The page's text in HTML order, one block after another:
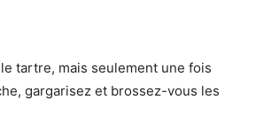
tartre, mais seulement une fois
gargarisez et brossez-vous les